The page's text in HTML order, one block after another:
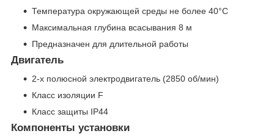
Температура окружающей среды не более 40°С
Максимальная глубина всасывания 8 м
Предназначен для длительной работы
Двигатель
2-х полюсной электродвигатель (2850 об/мин)
Класс изоляции F
Класс защиты IP44
Компоненты установки